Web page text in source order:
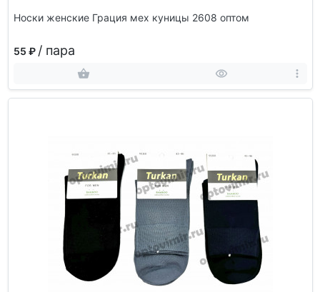
Носки женские Грация мех куницы 2608 оптом
55 ₽ / пара